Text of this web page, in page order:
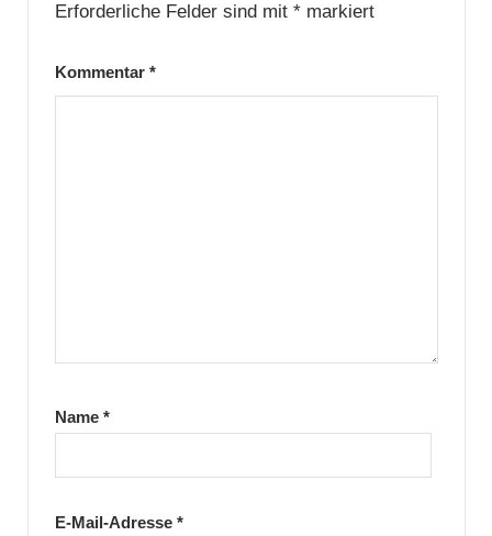
Erforderliche Felder sind mit *markiert
Kommentar *
Name *
E-Mail-Adresse *